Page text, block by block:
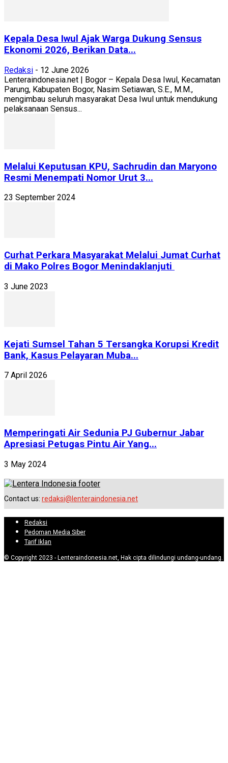
Kepala Desa Iwul Ajak Warga Dukung Sensus
Ekonomi 2026, Berikan Data...
Redaksi - 12 June 2026
Lenteraindonesia.net | Bogor – Kepala Desa Iwul, Kecamatan
Parung, Kabupaten Bogor, Nasim Setiawan, S.E., M.M.,
mengimbau seluruh masyarakat Desa Iwul untuk mendukung
pelaksanaan Sensus...
Melalui Keputusan KPU, Sachrudin dan Maryono
Resmi Menempati Nomor Urut 3...
23 September 2024
Curhat Perkara Masyarakat Melalui Jumat Curhat
di Mako Polres Bogor Menindaklanjuti
3 June 2023
Kejati Sumsel Tahan 5 Tersangka Korupsi Kredit
Bank, Kasus Pelayaran Muba...
7 April 2026
Memperingati Air Sedunia PJ Gubernur Jabar
Apresiasi Petugas Pintu Air Yang...
3 May 2024
Contact us: redaksi@lenteraindonesia.net
Redaksi
Pedoman Media Siber
Tarif Iklan
© Copyright 2023 - Lenteraindonesia.net, Hak cipta dilindungi undang-undang.